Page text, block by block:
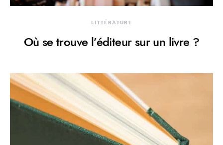
LITTÉRATURE
Où se trouve l’éditeur sur un livre ?